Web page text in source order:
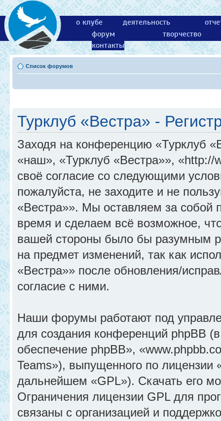
о клубе деятельность
форум
творчество
контакты
Список форумов
Турклуб «Вестра» -
Заходя на конференцию «Турклуб
«наш», «Турклуб «Вестра»»,
своё согласие со следующими
пожалуйста, не заходите и не
«Вестра»». Мы оставляем за собой
время и сделаем всё возможное,
вашей стороны было бы разумным
на предмет изменений, так как
«Вестра»» после обновления/
согласие с ними.
Наши форумы работают под
для создания конференций phpBB
обеспечение phpBB»,
Teams»), выпущенного по лицензии
дальнейшем «GPL»). Скачать его
Ограничения лицензии GPL для
связаны с организацией и